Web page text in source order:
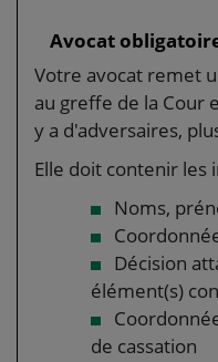
Avocat
Votre avocat remet
au greffe de la Cour
y a d'adversaires,
Elle doit contenir les
Noms,
Décision
élément(s)
de cassation